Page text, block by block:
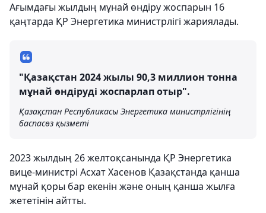
Ағымдағы жылдың мұнай өндіру жоспарын 16
қаңтарда ҚР Энергетика министрлігі жариялады.
"Қазақстан 2024 жылы 90,3 миллион тонна
мұнай өндіруді жоспарлап отыр".
Қазақстан Республикасы Энергетика министрлігінің
баспасөз қызметі
2023 жылдың 26 ​​желтоқсанында ҚР Энергетика
вице-министрі Асхат Хасенов Қазақстанда қанша
мұнай қоры бар екенін және оның қанша жылға
жететінін айтты.